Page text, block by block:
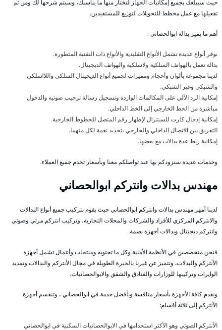
حيث سيبلغك بجميع إمكانيات الجهاز لتختار منها ما يناسبك، وسيتم شرحها لك ومن ثم
تفعيلها مع عمل مخطط للتحويلات لتوزيع للمستفيدين.
أهم ما يميز بدالة ابوالحصاني :
نوفر أنواع عديدة تشمل الأنواع التقليدية والأنواع ذات التقنية المتطورة.
بدالة تعمل بالهواتف السلكية ولاسلكية والهواتف الديجيتال.
لدينا مجموعة بألوان وأحجام ومميزات لجميع أنواع الديجيتال السلكي واللااسلكي
والشبكي وغير الشبكي.
إمكانية الرد الآلي على المكالمات الواردة وتسجيل رسالة ترحيب صوتية والدخول
مباشرة من الخط الخارجي إلى الخط الداخلي.
إمكانية إدخال كارت للسنترال لإظهار رقم المتصل للخطوط الخارجية.
التفريق بين الاتصال الداخلي والخارجي بتحديد نغمة لكل منهما.
إمكانية ربط عدة بدالات مع بعضها.
وخدمات عديدة سنزودكم بها عند تواصلكم معنا وبأسعار تخدم جميع العملاء.
مهندس بدالات وانتركم ابوالحصاني
لدينا أمهر مهندس بدالات وانتركم ابوالحصاني حيث يقوم بتركيب جميع أنواع البدالات
والانتركم المركزي للأفراد والشركات والمحلات التجارية، وتركيب انتركم مرئي وصوتي
وانتركم ديجيتال وبدالات أجهزة بصمة.
فنحن متخصصين في الأنظمة الأمنية وكل ما تحتويه ومنتجات وأعمال تشمل أجهزة
الأنتركم والبدلات، ونتميز عن غيرنا بالخبرة الطويلة في مجال الأنتركم والبدالات وتمديد
الوايرات وتركيبها للوزارات والفنادق والشقق والابوالحصانيات.
ونقدم كافة الأجهزة بأسعار منافسة وبأفضل خدمة في ابوالحصاني ، وتنقسم أجهزة
الأنتركم إلى ثلاثة أقسام:
الأنتركم الصوتي وهو الأكثر استخدامها في الابوالحصانيات السكنية في ابوالحصاني